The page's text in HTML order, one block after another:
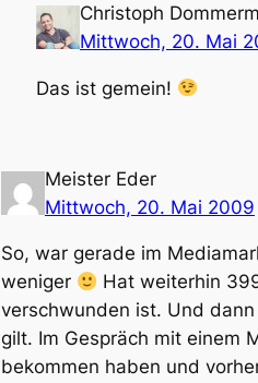
Christoph
Mittwoch, 20. Mai
Das ist gemein!
Meister Eder
Mittwoch, 20. Mai 2009
So, war gerade im
weniger
Hat weiterhin
verschwunden ist. Und
gilt. Im Gespräch mit einem
bekommen haben und